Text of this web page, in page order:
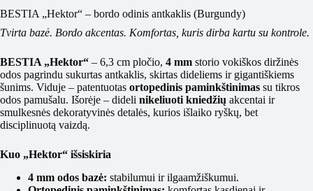
BESTIA „Hektor“ – bordo odinis antkaklis (Burgundy)
Tvirta bazė. Bordo akcentas. Komfortas, kuris dirba kartu su kontrole.
BESTIA „Hektor“ – 6,3 cm pločio, 4 mm storio vokiškos diržinės
odos pagrindu sukurtas antkaklis, skirtas dideliems ir gigantiškiems
šunims. Viduje – patentuotas ortopedinis paminkštinimas su tikros
odos pamušalu. Išorėje – dideli nikeliuoti kniedžių akcentai ir
smulkesnės dekoratyvinės detalės, kurios išlaiko ryškų, bet
disciplinuotą vaizdą.
Kuo „Hektor“ išsiskiria
4 mm odos bazė: stabilumui ir ilgaamžiškumui.